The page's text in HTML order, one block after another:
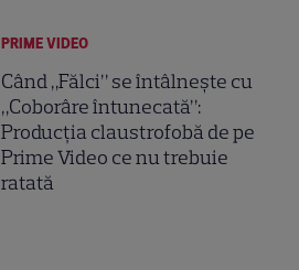
PRIME VIDEO
Când „Fălci” se întâlnește cu
„Coborâre întunecată”:
Producția claustrofobă de pe
Prime Video ce nu trebuie
ratată